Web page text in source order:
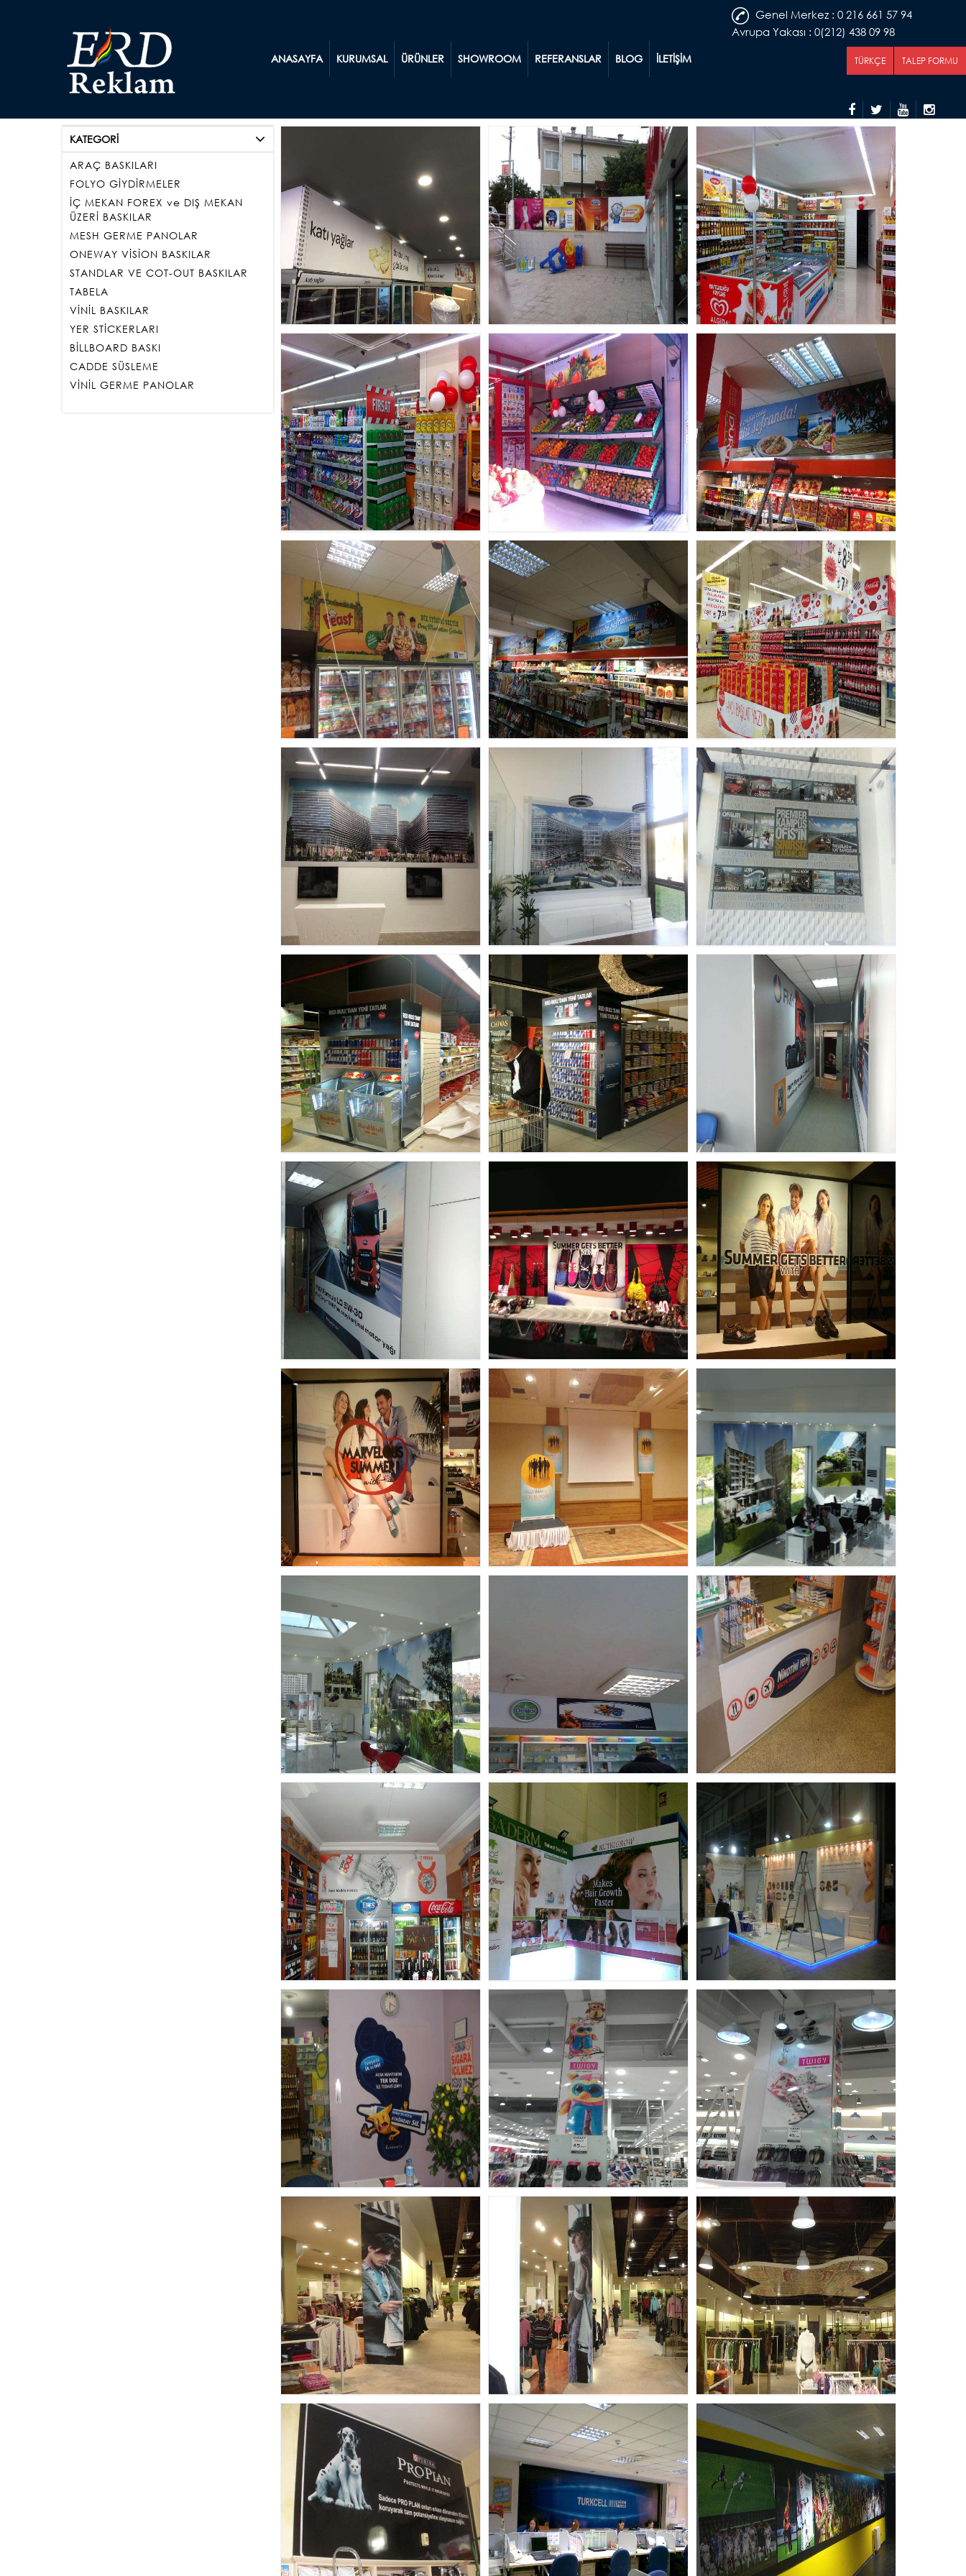
ANASAYFA KURUMSAL ÜRÜNLER SHOWROOM REFERANSLAR BLOG İLETİŞİM
Genel Merkez : 0 216 661 57 94
Avrupa Yakası : 0(212) 438 09 98
TALEP FORMU
TÜRKÇE
KATEGORİ
ARAÇ BASKILARI
FOLYO GİYDİRMELER
İÇ MEKAN FOREX ve DIŞ MEKAN
ÜZERİ BASKILAR
MESH GERME PANOLAR
ONEWAY VİSİON BASKILAR
STANDLAR VE COT-OUT BASKILAR
TABELA
VİNİL BASKILAR
YER STİCKERLARI
BİLLBOARD BASKI
CADDE SÜSLEME
VİNİL GERME PANOLAR